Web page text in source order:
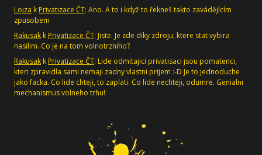
Lojza k Privatizace ČT: Ano. A to i když to řekneš takto zavádějícím
zpusobem
Rakusak k Privatizace ČT: Jiste. Je zde diky zdroju, ktere stat vybira
nasilim. Co je na tom volnotrzniho?
Rakusak k Privatizace ČT: Lide odmitajici privatisaci jsou pomatenci,
kteri zpravidla sami nemaji zadny vlastni prijem :-D Je to jednoduche
jako facka. Co lide chteji, to zaplati. Co lide nechteji, odumre. Genialni
mechanismus volneho trhu!